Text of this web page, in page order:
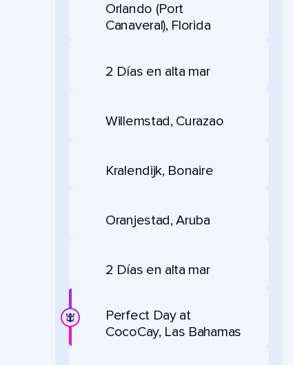
Orlando (Port
Canaveral), Florida
2 Días en alta mar
Willemstad, Curazao
Kralendijk, Bonaire
Oranjestad, Aruba
2 Días en alta mar
Perfect Day at
CocoCay, Las Bahamas